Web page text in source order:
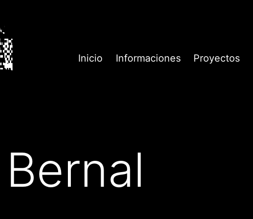
Inicio Informaciones Proyectos